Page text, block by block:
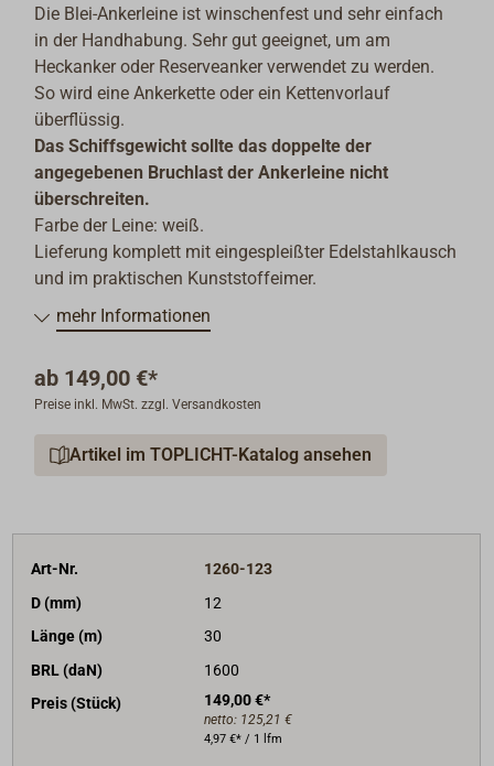
Die Blei-Ankerleine ist winschenfest und sehr einfach
in der Handhabung. Sehr gut geeignet, um am
Heckanker oder Reserveanker verwendet zu werden.
So wird eine Ankerkette oder ein Kettenvorlauf
überflüssig.
Das Schiffsgewicht sollte das doppelte der
angegebenen Bruchlast der Ankerleine nicht
überschreiten.
Farbe der Leine: weiß.
Lieferung komplett mit eingespleißter Edelstahlkausch
und im praktischen Kunststoffeimer.
mehr Informationen
ab 149,00 €*
Preise inkl. MwSt. zzgl. Versandkosten
Artikel im TOPLICHT-Katalog ansehen
Art-Nr.
1260-123
D (mm)
12
Länge (m)
30
BRL (daN)
1600
Preis (Stück)
149,00 €*
netto: 125,21 €
4,97 €* / 1 lfm